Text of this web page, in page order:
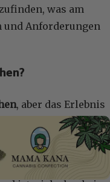
was am
und Anforderungen
, aber das Erlebnis
THC-
THCA, das in